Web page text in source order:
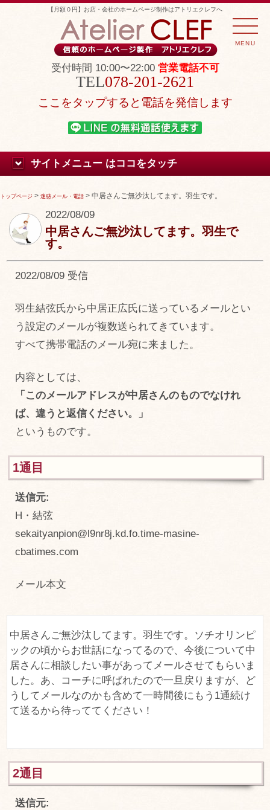
【月額０円】お店・会社のホームページ制作はアトリエクレフへ
受付時間 10:00〜22:00 営業電話不可
078-201-2621
ここをタップすると電話を発信します
サイトメニュー はココをタッチ
トップページ > 迷惑メール・電話 > 中居さんご無沙汰してます。羽生です。
2022/08/09
中居さんご無沙汰してます。羽生で
す。
2022/08/09 受信
羽生結弦氏から中居正広氏に送っているメールとい
う設定のメールが複数送られてきています。
すべて携帯電話のメール宛に来ました。
内容としては、
「このメールアドレスが中居さんのものでなけれ
ば、違うと返信ください。」
というものです。
1通目
送信元:
H・結弦
sekaityanpion@l9nr8j.kd.fo.time-masine-
cbatimes.com
メール本文
中居さんご無沙汰してます。羽生です。ソチオリンピ
ックの頃からお世話になってるので、今後について中
居さんに相談したい事があってメールさせてもらいま
した。あ、コーチに呼ばれたので一旦戻りますが、ど
うしてメールなのかも含めて一時間後にもう1通続け
て送るから待っててください！
2通目
送信元:
MENU